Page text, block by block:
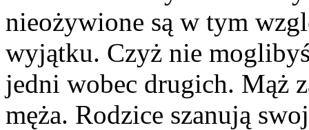
nieożywione są w tym
wyjątku. Czyż nie
jedni wobec drugich. Mąż
męża. Rodzice szanują